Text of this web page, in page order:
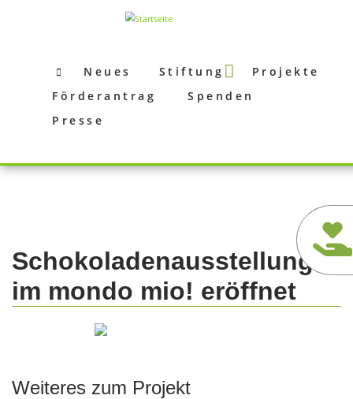
Neues Stiftung
Projekte
Förderantrag
Spenden
Presse
Schokoladenausstellung
im mondo mio! eröffnet
Weiteres zum Projekt